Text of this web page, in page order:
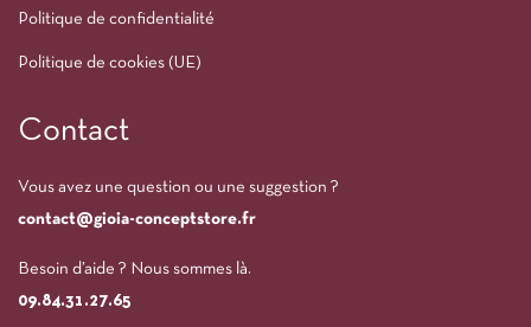
Politique de confidentialité
Politique de cookies (UE)
Contact
Vous avez une question ou une suggestion ?
contact@gioia-conceptstore.fr
Besoin d’aide ? Nous sommes là.
09.84.31.27.65